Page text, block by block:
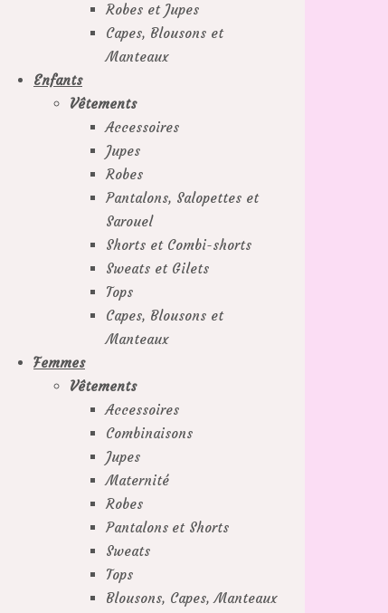
Robes et Jupes
Capes, Blousons et
Manteaux
Enfants
Vêtements
Accessoires
Jupes
Robes
Pantalons, Salopettes et
Sarouel
Shorts et Combi-shorts
Sweats et Gilets
Tops
Capes, Blousons et
Manteaux
Femmes
Vêtements
Accessoires
Combinaisons
Jupes
Maternité
Robes
Pantalons et Shorts
Sweats
Tops
Blousons, Capes, Manteaux